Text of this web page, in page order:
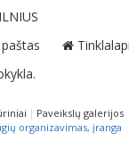
paštas
Paveikslų galerijos
organizavimas, įranga